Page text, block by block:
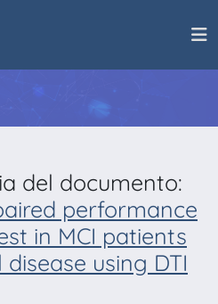
del documento:
performance
in MCI patients
using DTI